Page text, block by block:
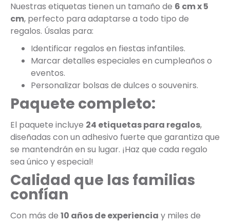
Nuestras etiquetas tienen un tamaño de 6 cm x 5
cm, perfecto para adaptarse a todo tipo de
regalos. Úsalas para:
Identificar regalos en fiestas infantiles.
Marcar detalles especiales en cumpleaños o
eventos.
Personalizar bolsas de dulces o souvenirs.
Paquete completo:
El paquete incluye 24 etiquetas para regalos,
diseñadas con un adhesivo fuerte que garantiza que
se mantendrán en su lugar. ¡Haz que cada regalo
sea único y especial!
Calidad que las familias
confían
Con más de 10 años de experiencia y miles de